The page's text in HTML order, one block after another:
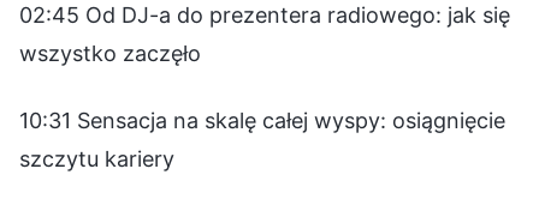
02:45 Od DJ-a do prezentera radiowego: jak się
wszystko zaczęło
10:31 Sensacja na skalę całej wyspy: osiągnięcie
szczytu kariery